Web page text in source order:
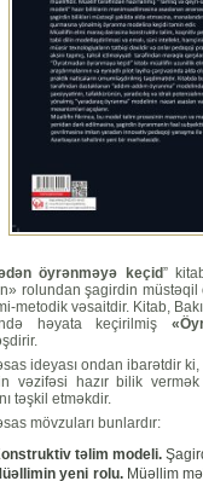
öyrənməyə keçid”
rolundan şagirdin
metodik vəsaitdir. Kitab,
həyata keçirilmiş
ideyası ondan ibarətdir ki,
vəzifəsi hazır bilik
təşkil etməkdir.
mövzuları bunlardır:
təlim modeli.
yeni rolu.Müəllim